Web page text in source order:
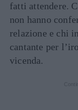
fatti attendere.
non hanno
relazione e chi
cantante per
vicenda.